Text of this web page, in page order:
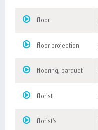
floor
floor projection
flooring, parquet
florist
florist's